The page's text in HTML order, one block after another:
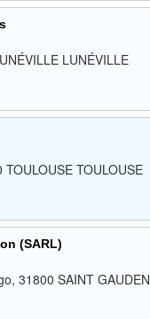
LUNÉVILLE
TOULOUSE
(SARL)
31800 SAINT